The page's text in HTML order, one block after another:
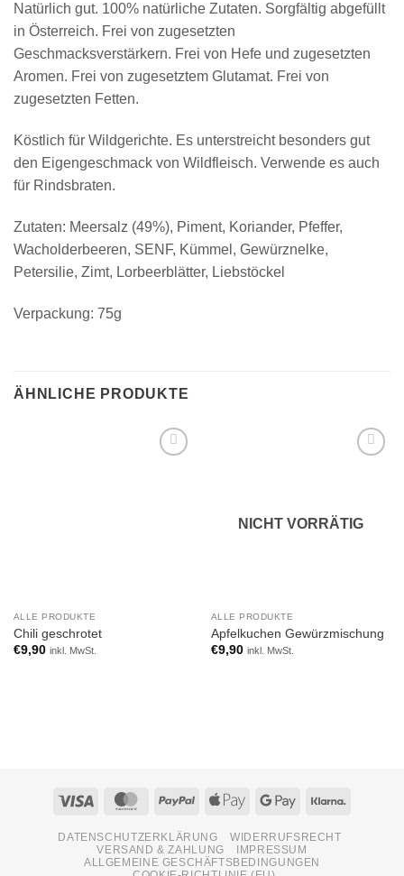
Natürlich gut. 100% natürliche Zutaten. Sorgfältig abgefüllt
in Österreich. Frei von zugesetzten
Geschmacksverstärkern. Frei von Hefe und zugesetzten
Aromen. Frei von zugesetztem Glutamat. Frei von
zugesetzten Fetten.
Köstlich für Wildgerichte. Es unterstreicht besonders gut
den Eigengeschmack von Wildfleisch. Verwende es auch
für Rindsbraten.
Zutaten: Meersalz (49%), Piment, Koriander, Pfeffer,
Wacholderbeeren, SENF, Kümmel, Gewürznelke,
Petersilie, Zimt, Lorbeerblätter, Liebstöckel
Verpackung: 75g
ÄHNLICHE PRODUKTE
ALLE PRODUKTE
Chili geschrotet
€9,90 inkl. MwSt.
NICHT VORRÄTIG
ALLE PRODUKTE
Apfelkuchen Gewürzmischung
€9,90 inkl. MwSt.
Visa MasterCardPayPal
Apple
Google
DATENSCHUTZERKLÄRUNG
WIDERRUFSRECHT
VERSAND & ZAHLUNG
IMPRESSUM
ALLGEMEINE GESCHÄFTSBEDINGUNGEN